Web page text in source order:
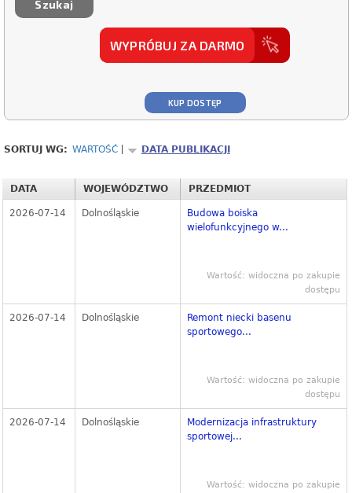
WYPRÓBUJ ZA DARMO
KUP DOSTĘP
SORTUJ WG: WARTOŚĆ DATA PUBLIKACJI
DATA WOJEWÓDZTWO PRZEDMIOT
2026-07-14 Dolnośląskie
Budowa boiska
wielofunkcyjnego w...
Wartość: widoczna po zakupie
dostępu
2026-07-14 Dolnośląskie
Remont niecki basenu
sportowego...
Wartość: widoczna po zakupie
dostępu
2026-07-14 Dolnośląskie
Modernizacja infrastruktury
sportowej...
Wartość: widoczna po zakupie